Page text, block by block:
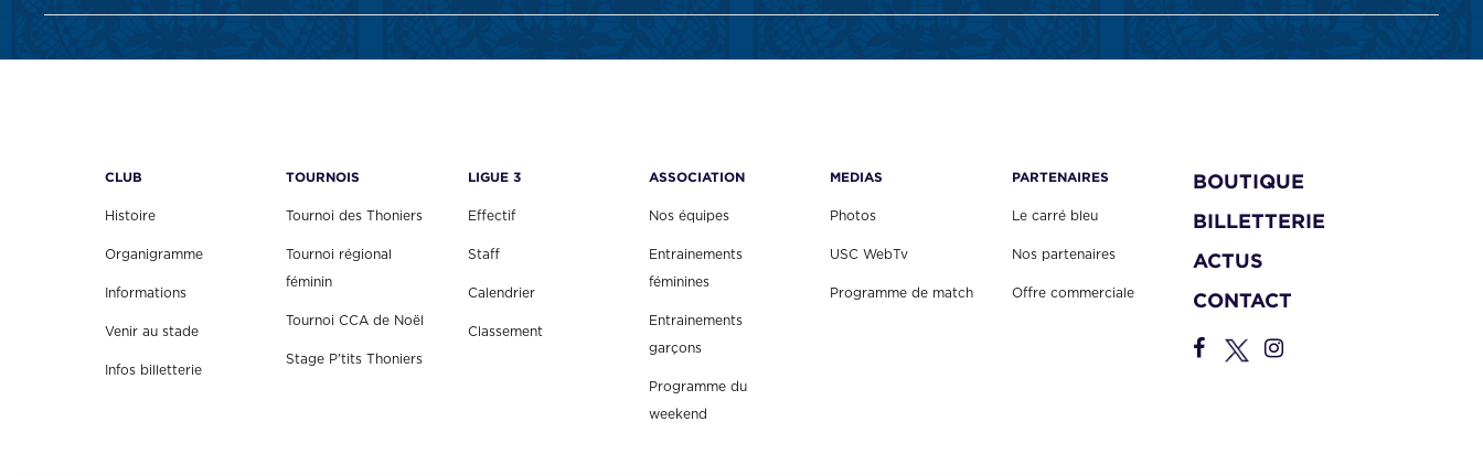
CLUB
Histoire
Organigramme
Informations
Venir au stade
Infos billetterie
TOURNOIS
Tournoi des Thoniers
Tournoi régional
féminin
Tournoi CCA de Noël
Stage P'tits Thoniers
LIGUE 3
Effectif
Staff
Calendrier
Classement
ASSOCIATION
Nos équipes
Entrainements
féminines
Entrainements
garçons
Programme du
weekend
MEDIAS
Photos
USC WebTv
Programme de match
PARTENAIRES
Le carré bleu
Nos partenaires
Offre commerciale
BOUTIQUE
BILLETTERIE
ACTUS
CONTACT